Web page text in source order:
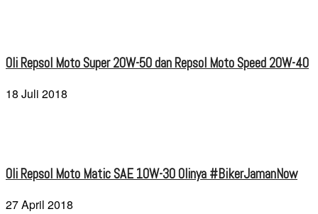
Oli Repsol Moto Super 20W-50 dan Repsol Moto Speed 20W-40
18 Juli 2018
Oli Repsol Moto Matic SAE 10W-30 Olinya #BikerJamanNow
27 April 2018